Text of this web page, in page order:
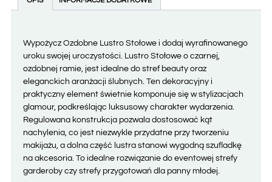
Wypożycz Ozdobne Lustro Stołowe i dodaj wyrafinowanego
uroku swojej uroczystości. Lustro Stołowe o czarnej,
ozdobnej ramie, jest idealne do stref beauty oraz
eleganckich aranżacji ślubnych. Ten dekoracyjny i
praktyczny element świetnie komponuje się w stylizacjach
glamour, podkreślając luksusowy charakter wydarzenia.
Regulowana konstrukcja pozwala dostosować kąt
nachylenia, co jest niezwykle przydatne przy tworzeniu
makijażu, a dolna część lustra stanowi wygodną szufladkę
na akcesoria. To idealne rozwiązanie do eventowej strefy
garderoby czy strefy przygotowań dla panny młodej.